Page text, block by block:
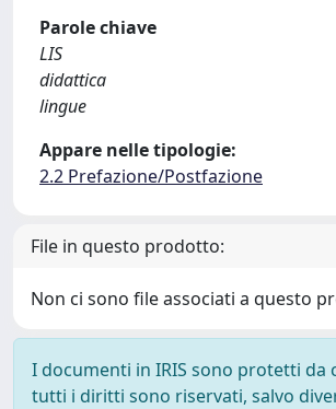
Parole chiave
LIS
didattica
lingue
Appare nelle tipologie:
2.2 Prefazione/Postfazione
File in questo prodotto:
Non ci sono file associati a questo
I documenti in IRIS sono protetti da
tutti i diritti sono riservati, salvo